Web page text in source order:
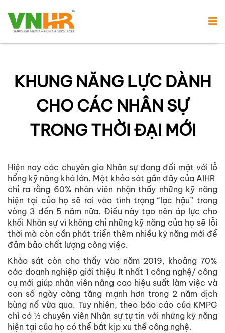
KHUNG NĂNG LỰC DÀNH
CHO CÁC NHÂN SỰ
TRONG THỜI ĐẠI MỚI
Hiện nay các chuyên gia Nhân sự đang đối mặt với lỗ
hổng kỹ năng khá lớn. Một khảo sát gần đây của AIHR
chỉ ra rằng 60% nhân viên nhận thấy những kỹ năng
hiện tại của họ sẽ rơi vào tình trạng “lạc hậu” trong
vòng 3 đến 5 năm nữa. Điều này tạo nên áp lực cho
khối Nhân sự vì không chỉ những kỹ năng của họ sẽ lỗi
thời mà còn cần phát triển thêm nhiều kỹ năng mới để
đảm bảo chất lượng công việc.
Khảo sát còn cho thấy vào năm 2019, khoảng 70%
các doanh nghiệp giới thiệu ít nhất 1 công nghệ/ công
cụ mới giúp nhân viên nâng cao hiệu suất làm việc và
con số ngày càng tăng mạnh hơn trong 2 năm dịch
bùng nổ vừa qua. Tuy nhiên, theo báo cáo của KMPG
chỉ có ⅓ chuyên viên Nhân sự tự tin với những kỹ năng
hiện tại của họ có thể bắt kịp xu thế công nghệ.